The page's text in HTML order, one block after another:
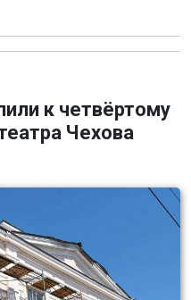
к четвёртому
Чехова